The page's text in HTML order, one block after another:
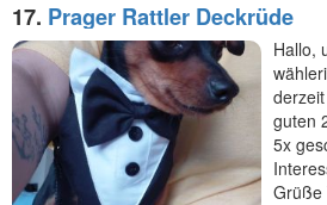
17. Prager Rattler Deckrüde
Hallo,
guten
5x
Grüße